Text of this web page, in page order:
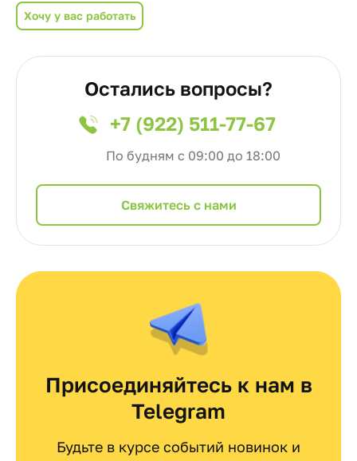
Хочу у вас работать
Остались вопросы?
+7 (922) 511-77-67
По будням с 09:00 до 18:00
Cвяжитесь с нами
Присоединяйтесь к нам в
Telegram
Будьте в курсе событий новинок и